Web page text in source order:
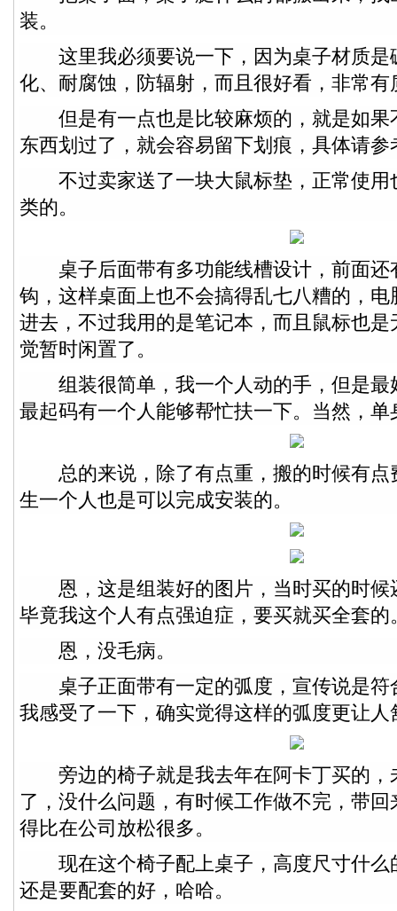
装。
这里我必须要说一下，因为桌子材质是
化、耐腐蚀，防辐射，而且很好看，非常有
但是有一点也是比较麻烦的，就是如果
东西划过了，就会容易留下划痕，具体请参
不过卖家送了一块大鼠标垫，正常使用
类的。
桌子后面带有多功能线槽设计，前面还
钩，这样桌面上也不会搞得乱七八糟的，
进去，不过我用的是笔记本，而且鼠标也
觉暂时闲置了。
组装很简单，我一个人动的手，但是最
最起码有一个人能够帮忙扶一下。当然，单
总的来说，除了有点重，搬的时候有点
生一个人也是可以完成安装的。
恩，这是组装好的图片，当时买的时候
毕竟我这个人有点强迫症，要买就买全套的
恩，没毛病。
桌子正面带有一定的弧度，宣传说是符
我感受了一下，确实觉得这样的弧度更让人
旁边的椅子就是我去年在阿卡丁买的，
了，没什么问题，有时候工作做不完，带
得比在公司放松很多。
现在这个椅子配上桌子，高度尺寸什么
还是要配套的好，哈哈。